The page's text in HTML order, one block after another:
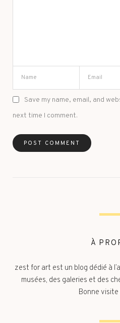
Save my name, email, and
next time I comment.
À
zest for art est un blog dédié à
musées, des galeries et des
Bonne visite